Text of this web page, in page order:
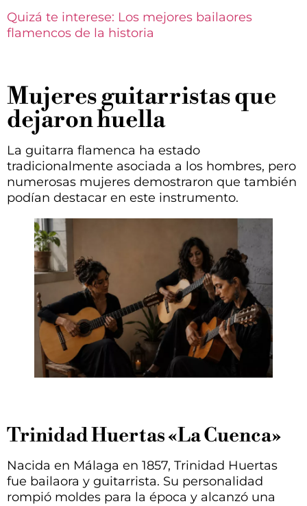
Quizá te interese: Los mejores bailaores
flamencos de la historia
Mujeres guitarristas que
dejaron huella
La guitarra flamenca ha estado
tradicionalmente asociada a los hombres, pero
numerosas mujeres demostraron que también
podían destacar en este instrumento.
Trinidad Huertas «La Cuenca»
Nacida en Málaga en 1857, Trinidad Huertas
fue bailaora y guitarrista. Su personalidad
rompió moldes para la época y alcanzó una